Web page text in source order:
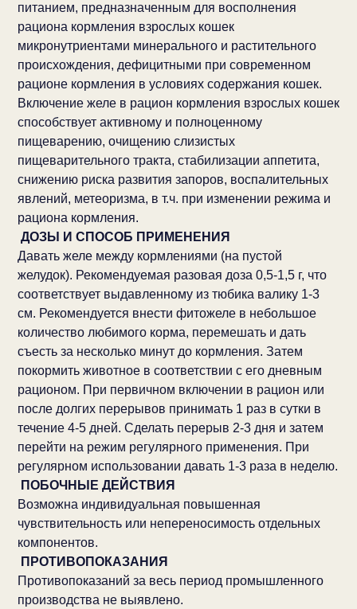
питанием, предназначенным для восполнения
рациона кормления взрослых кошек
микронутриентами минерального и растительного
происхождения, дефицитными при современном
рационе кормления в условиях содержания кошек.
Включение желе в рацион кормления взрослых кошек
способствует активному и полноценному
пищеварению, очищению слизистых
пищеварительного тракта, стабилизации аппетита,
снижению риска развития запоров, воспалительных
явлений, метеоризма, в т.ч. при изменении режима и
рациона кормления.
ДОЗЫ И СПОСОБ ПРИМЕНЕНИЯ
Давать желе между кормлениями (на пустой
желудок). Рекомендуемая разовая доза 0,5-1,5 г, что
соответствует выдавленному из тюбика валику 1-3
см. Рекомендуется внести фитожеле в небольшое
количество любимого корма, перемешать и дать
съесть за несколько минут до кормления. Затем
покормить животное в соответствии с его дневным
рационом. При первичном включении в рацион или
после долгих перерывов принимать 1 раз в сутки в
течение 4-5 дней. Сделать перерыв 2-3 дня и затем
перейти на режим регулярного применения. При
регулярном использовании давать 1-3 раза в неделю.
ПОБОЧНЫЕ ДЕЙСТВИЯ
Возможна индивидуальная повышенная
чувствительность или непереносимость отдельных
компонентов.
ПРОТИВОПОКАЗАНИЯ
Противопоказаний за весь период промышленного
производства не выявлено.